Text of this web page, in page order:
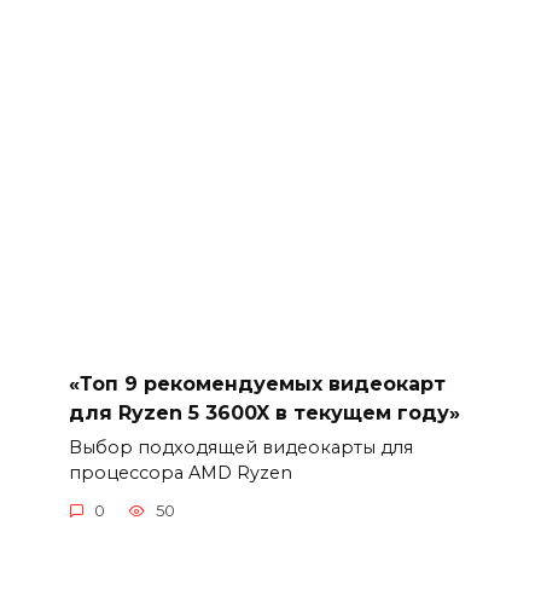
«Топ 9 рекомендуемых видеокарт
для Ryzen 5 3600X в текущем году»
Выбор подходящей видеокарты для
процессора AMD Ryzen
0 50